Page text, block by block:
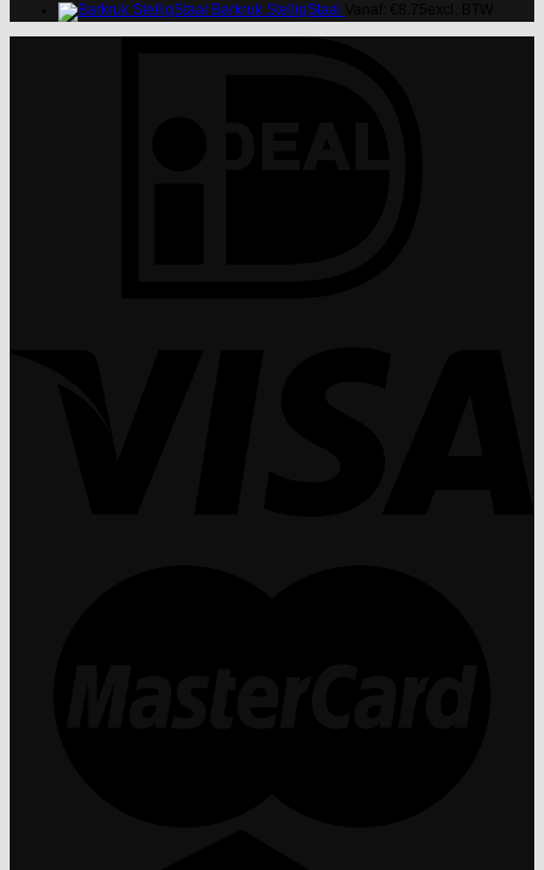
Barkruk StelligStaal